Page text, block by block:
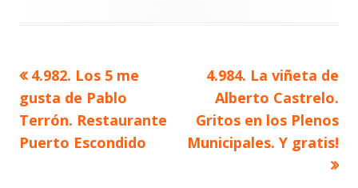
Navegación
de
entradas
Artículo
anterior
4.982. Los 5 me
gusta de Pablo
Terrón. Restaurante
Puerto Escondido
Artículo
siguiente
4.984. La viñeta de
Alberto Castrelo.
Gritos en los Plenos
Municipales. Y gratis!